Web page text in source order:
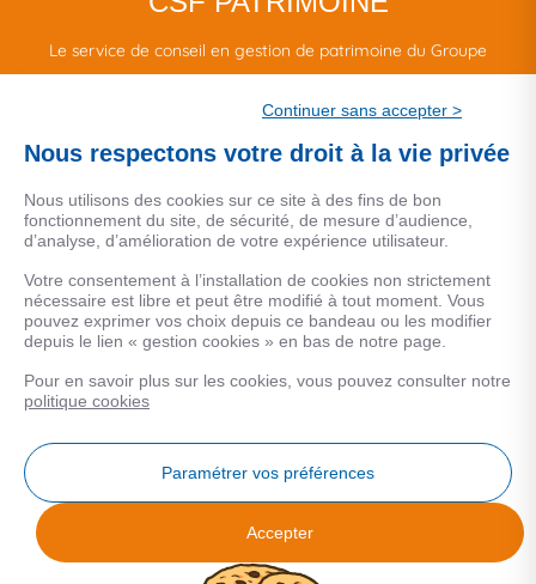
Le service de conseil en gestion de patrimoine du Groupe
MENTIONS LEGALES
Données personnelles
COOKIES
Analyse des performances
© 2026 Facilogi - Solutions en stratégie et intelligence immobilière
Continuer sans accepter >
Nous respectons votre droit à la vie privée
Nous utilisons des cookies sur ce site à des fins de bon
fonctionnement du site, de sécurité, de mesure d’audience,
d’analyse, d’amélioration de votre expérience utilisateur.
Votre consentement à l’installation de cookies non strictement
nécessaire est libre et peut être modifié à tout moment. Vous
pouvez exprimer vos choix depuis ce bandeau ou les modifier
depuis le lien « gestion cookies » en bas de notre page.
Pour en savoir plus sur les cookies, vous pouvez consulter notre
politique cookies
Paramétrer vos préférences
Accepter